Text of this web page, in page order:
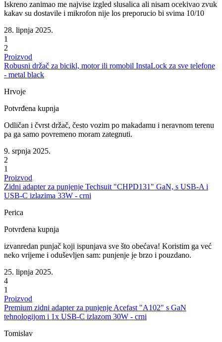
Iskreno zanimao me najvise izgled slusalica ali nisam ocekivao zvuk
kakav su dostavile i mikrofon nije los preporucio bi svima 10/10
28. lipnja 2025.
1
2
Proizvod
Robusni držač za bicikl, motor ili romobil InstaLock za sve telefone
- metal black
Hrvoje
Potvrđena kupnja
Odličan i čvrst držač, često vozim po makadamu i neravnom terenu
pa ga samo povremeno moram zategnuti.
9. srpnja 2025.
2
1
Proizvod
Zidni adapter za punjenje Techsuit "CHPD131" GaN, s USB-A i
USB-C izlazima 33W - crni
Perica
Potvrđena kupnja
izvanredan punjač koji ispunjava sve što obećava! Koristim ga već
neko vrijeme i oduševljen sam: punjenje je brzo i pouzdano.
25. lipnja 2025.
4
1
Proizvod
Premium zidni adapter za punjenje Acefast "A102" s GaN
tehnologijom i 1x USB-C izlazom 30W - crni
Tomislav